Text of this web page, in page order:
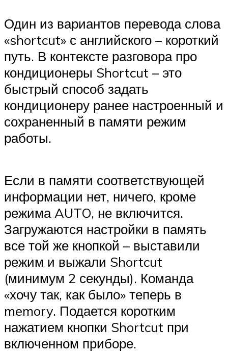
Один из вариантов перевода слова
«shortcut» с английского – короткий
путь. В контексте разговора про
кондиционеры Shortcut – это
быстрый способ задать
кондиционеру ранее настроенный и
сохраненный в памяти режим
работы.
Если в памяти соответствующей
информации нет, ничего, кроме
режима AUTO, не включится.
Загружаются настройки в память
все той же кнопкой – выставили
режим и выжали Shortcut
(минимум 2 секунды). Команда
«хочу так, как было» теперь в
memory. Подается коротким
нажатием кнопки Shortcut при
включенном приборе.